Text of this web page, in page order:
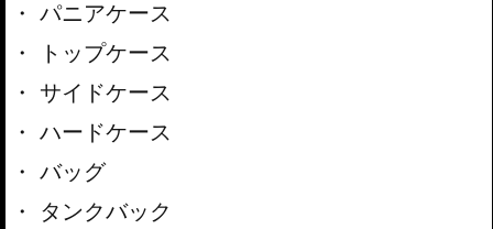
パニアケース
トップケース
サイドケース
ハードケース
バッグ
タンクバック